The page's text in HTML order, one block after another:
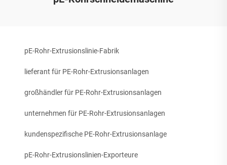
pE-Rohr-Extrusionslinie-Fabrik
lieferant für PE-Rohr-Extrusionsanlagen
großhändler für PE-Rohr-Extrusionsanlagen
unternehmen für PE-Rohr-Extrusionsanlagen
kundenspezifische PE-Rohr-Extrusionsanlage
pE-Rohr-Extrusionslinien-Exporteure